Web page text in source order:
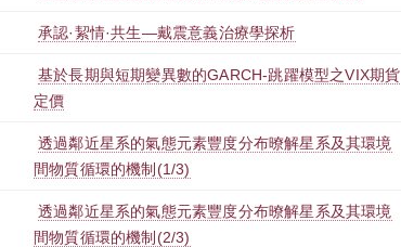
承認·絜情·共生—戴震意義治療學探析
基於長期與短期變異數的GARCH-跳躍模型之VIX期貨
定價
透過鄰近星系的氣態元素豐度分布暸解星系及其環境
間物質循環的機制(1/3)
透過鄰近星系的氣態元素豐度分布暸解星系及其環境
間物質循環的機制(2/3)